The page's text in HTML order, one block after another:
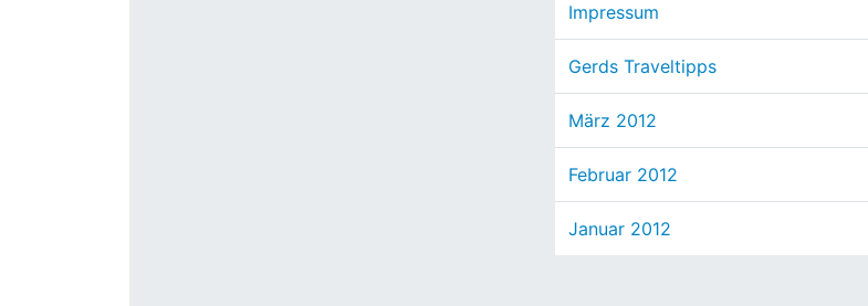
Impressum
Gerds Traveltipps
März 2012
Februar 2012
Januar 2012